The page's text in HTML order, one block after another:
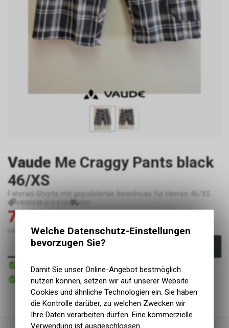
Vaude Me Craggy Pants black
46/XS
Fahrrad-Shorts mit gepolsterter Innenhose für Herren 46/XS
VA03348 010 5100 010
75.00
inkl. MwSt., zzgl.Versandkosten
In den Warenkorb
Versand
Abholung Lüscher Motor- & Bike World
Welche Datenschutz-Einstellungen
bevorzugen Sie?
Damit Sie unser Online-Angebot bestmöglich
nutzen können, setzen wir auf unserer Website
Cookies und ähnliche Technologien ein. Sie haben
die Kontrolle darüber, zu welchen Zwecken wir
Ihre Daten verarbeiten dürfen. Eine kommerzielle
Verwendung ist ausgeschlossen.